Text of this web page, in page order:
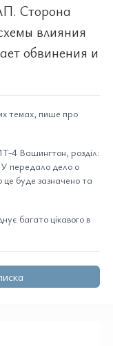
Сторона
влияния
обвинения и
темах, пише про
4 Вашингтон, розділ:
передало дело о
це буде зазначено та
багато цікавого в